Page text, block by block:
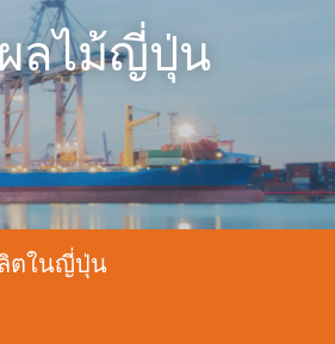
ผลไม้ญี่ปุ่น
ตในญี่ปุ่น